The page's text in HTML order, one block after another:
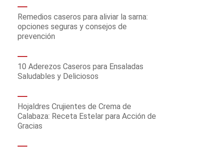
Remedios caseros para aliviar la sarna:
opciones seguras y consejos de
prevención
10 Aderezos Caseros para Ensaladas
Saludables y Deliciosos
Hojaldres Crujientes de Crema de
Calabaza: Receta Estelar para Acción de
Gracias